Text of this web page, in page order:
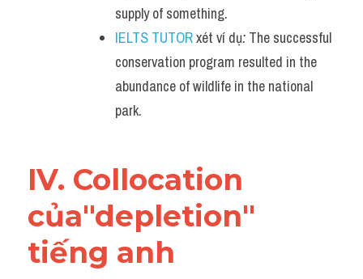
supply of something.
IELTS TUTOR xét ví dụ: The successful
conservation program resulted in the
abundance of wildlife in the national
park.
IV. Collocation
của"depletion"
tiếng anh